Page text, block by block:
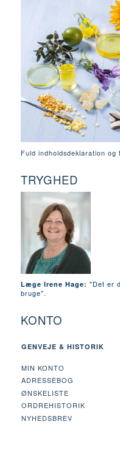
Fuld indholdsdeklaration og
TRYGHED
Læge Irene Hage: "Det er
bruge".
KONTO
GENVEJE & HISTORIK
MIN KONTO
ADRESSEBOG
ØNSKELISTE
ORDREHISTORIK
NYHEDSBREV